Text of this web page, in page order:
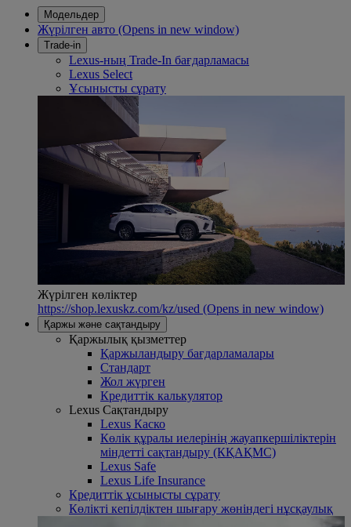
Модельдер
Жүрілген авто (Opens in new window)
Trade-in
Lexus-ның Trade-In бағдарламасы
Lexus Select
Ұсынысты сұрату
Жүрілген көліктер
https://shop.lexuskz.com/kz/used (Opens in new window)
Қаржы және сақтандыру
Қаржылық қызметтер
Қаржыландыру бағдарламалары
Стандарт
Жол жүрген
Кредиттік калькулятор
Lexus Сақтандыру
Lexus Каско
Көлік құралы иелерінің жауапкершіліктерін
міндетті сақтандыру (КҚАҚМС)
Lexus Safe
Lexus Life Insurance
Кредиттік ұсынысты сұрату
Көлікті кепілдіктен шығару жөніндегі нұсқаулық